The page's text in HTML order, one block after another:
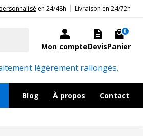
des professionnels et acteurs publics.
en 24/48h Livraison en 24/72h
Mon compteDevisPanier
0
légèrement rallongés.
Blog À propos Contact